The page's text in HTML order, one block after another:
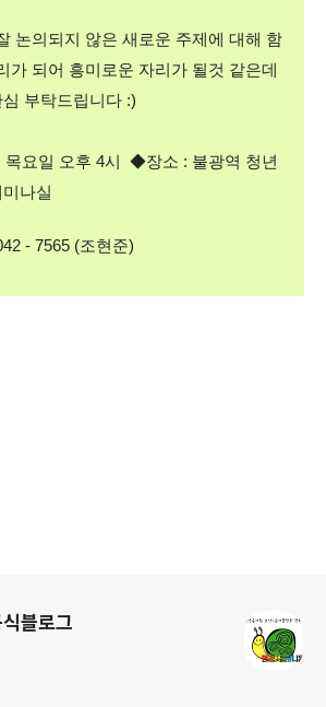
논의되지 않은 새로운 주제에 대해 함
가 되어 흥미로운 자리가 될것 같은데
부탁드립니다 :)
목요일 오후 4시 ◆장소 : 불광역 청년
나실
- 7565 (조현준)
블로그